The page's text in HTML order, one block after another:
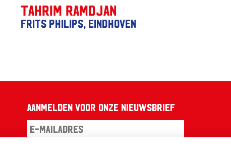
Tahrim Ramdjan
Frits Philips, Eindhoven
Aanmelden voor onze nieuwsbrief